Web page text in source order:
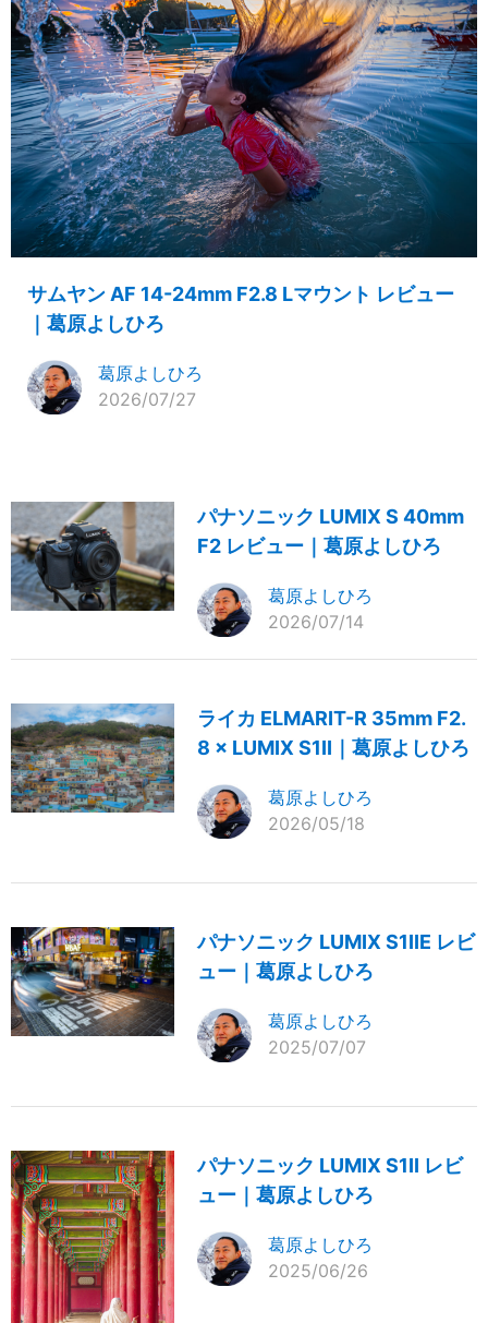
サムヤン AF 14-24mm F2.8 Lマウント レビュー
｜葛原よしひろ
葛原よしひろ
2026/07/27
パナソニック LUMIX S 40mm
F2 レビュー｜葛原よしひろ
葛原よしひろ
2026/07/14
ライカ ELMARIT-R 35mm F2.
8 × LUMIX S1II｜葛原よしひろ
葛原よしひろ
2026/05/18
パナソニック LUMIX S1IIE レビ
ュー｜葛原よしひろ
葛原よしひろ
2025/07/07
パナソニック LUMIX S1II レビ
ュー｜葛原よしひろ
葛原よしひろ
2025/06/26